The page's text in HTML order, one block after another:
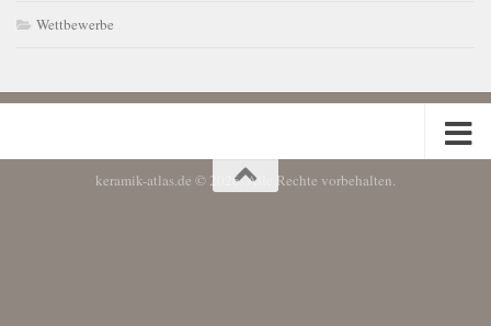
Wettbewerbe
keramik-atlas.de © 2026. Alle Rechte vorbehalten.